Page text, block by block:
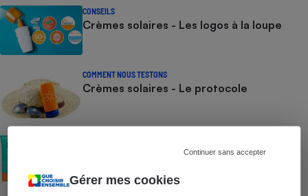
Gérer mes cookies
Continuer sans accepter
CONSEILS
Crèmes solaires - Les logos à la loupe
COMMENT NOUS TESTONS
Crèmes solaires - Le protocole
Crèmes solaires visage - Le protocole